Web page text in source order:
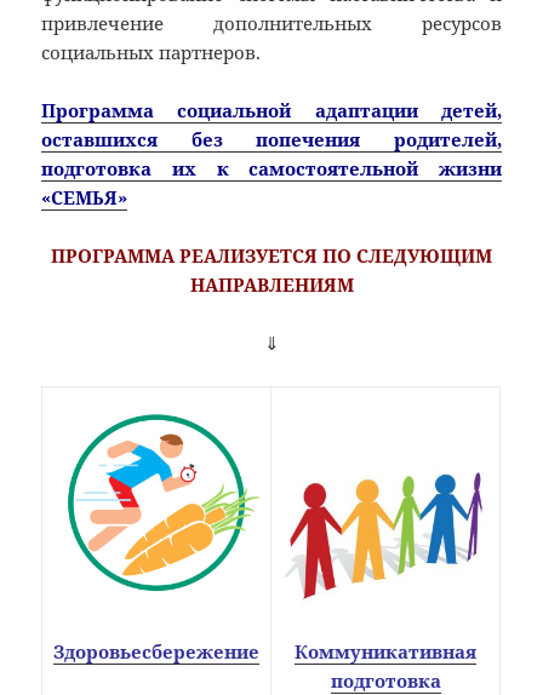
привлечение дополнительных ресурсов
социальных партнеров.
Программа социальной адаптации детей,
оставшихся без попечения родителей,
подготовка их к самостоятельной жизни
«СЕМЬЯ»
ПРОГРАММА РЕАЛИЗУЕТСЯ ПО СЛЕДУЮЩИМ
НАПРАВЛЕНИЯМ
⇓
Здоровьесбережение
Коммуникативная
подготовка